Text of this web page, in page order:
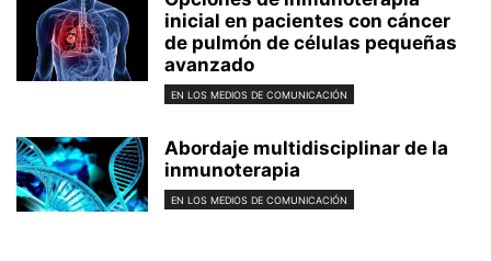
inicial en pacientes con cáncer
de pulmón de células pequeñas
avanzado
EN LOS MEDIOS DE COMUNICACIÓN
Abordaje multidisciplinar de la
inmunoterapia
EN LOS MEDIOS DE COMUNICACIÓN